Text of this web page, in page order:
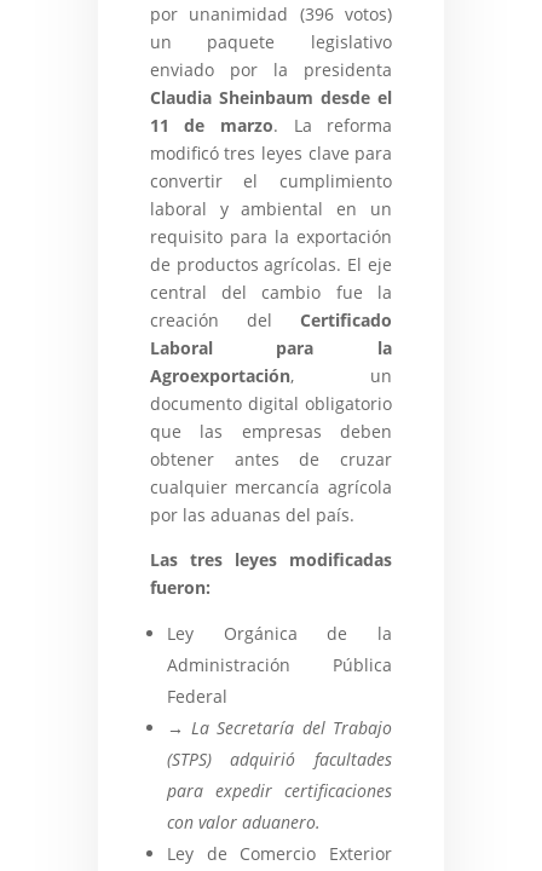
por unanimidad (396 votos)
un paquete legislativo
enviado por la presidenta
Claudia Sheinbaum desde el
11 de marzo. La reforma
modificó tres leyes clave para
convertir el cumplimiento
laboral y ambiental en un
requisito para la exportación
de productos agrícolas. El eje
central del cambio fue la
creación delCertificado
Laboral para la
Agroexportación, un
documento digital obligatorio
que las empresas deben
obtener antes de cruzar
cualquier mercancía agrícola
por las aduanas del país.
Las tres leyes modificadas
fueron:
Ley Orgánica de la
Administración Pública
Federal
→ La Secretaría del Trabajo
(STPS) adquirió facultades
para expedir certificaciones
con valor aduanero.
Ley de Comercio Exterior